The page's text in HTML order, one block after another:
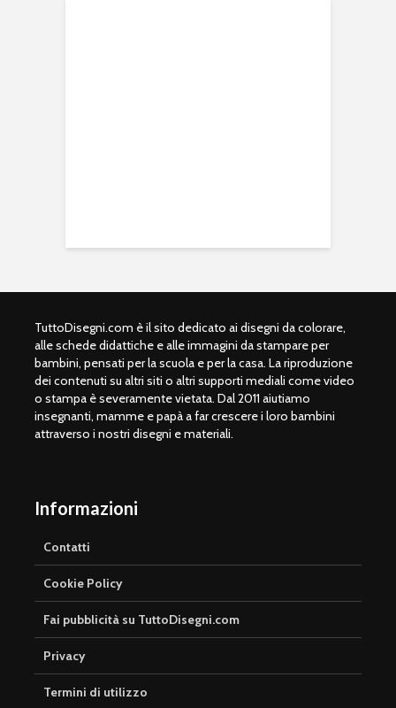
TuttoDisegni.com è il sito dedicato ai disegni da colorare,
alle schede didattiche e alle immagini da stampare per
bambini, pensati per la scuola e per la casa. La riproduzione
dei contenuti su altri siti o altri supporti mediali come video
o stampa è severamente vietata. Dal 2011 aiutiamo
insegnanti, mamme e papà a far crescere i loro bambini
attraverso i nostri disegni e materiali.
Informazioni
Contatti
Cookie Policy
Fai pubblicità su TuttoDisegni.com
Privacy
Termini di utilizzo